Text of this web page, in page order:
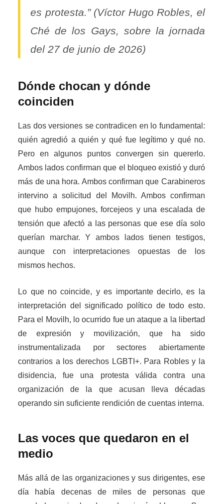
es protesta.” (Víctor Hugo Robles, el
Ché de los Gays, sobre la jornada
del 27 de junio de 2026)
Dónde chocan y dónde
coinciden
Las dos versiones se contradicen en lo fundamental:
quién agredió a quién y qué fue legítimo y qué no.
Pero en algunos puntos convergen sin quererlo.
Ambos lados confirman que el bloqueo existió y duró
más de una hora. Ambos confirman que Carabineros
intervino a solicitud del Movilh. Ambos confirman
que hubo empujones, forcejeos y una escalada de
tensión que afectó a las personas que ese día solo
querían marchar. Y ambos lados tienen testigos,
aunque con interpretaciones opuestas de los
mismos hechos.
Lo que no coincide, y es importante decirlo, es la
interpretación del significado político de todo esto.
Para el Movilh, lo ocurrido fue un ataque a la libertad
de expresión y movilización, que ha sido
instrumentalizada por sectores abiertamente
contrarios a los derechos LGBTI+. Para Robles y la
disidencia, fue una protesta válida contra una
organización de la que acusan lleva décadas
operando sin suficiente rendición de cuentas interna.
Las voces que quedaron en el
medio
Más allá de las organizaciones y sus dirigentes, ese
día había decenas de miles de personas que